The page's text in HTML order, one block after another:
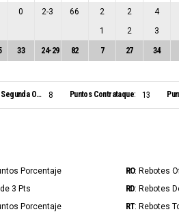
0 2-3 66 2 2
4
1
2 3
33 24-29 82 7 27 34
Puntos de Segunda Oportunidad: 8 Puntos Contrataque: 13
Porcentaje RO: Rebotes
3 Pts RD: Rebotes
Porcentaje RT: Rebotes